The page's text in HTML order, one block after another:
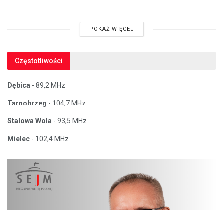
POKAŻ WIĘCEJ
Częstotliwości
Dębica - 89,2 MHz
Tarnobrzeg - 104,7 MHz
Stalowa Wola - 93,5 MHz
Mielec - 102,4 MHz